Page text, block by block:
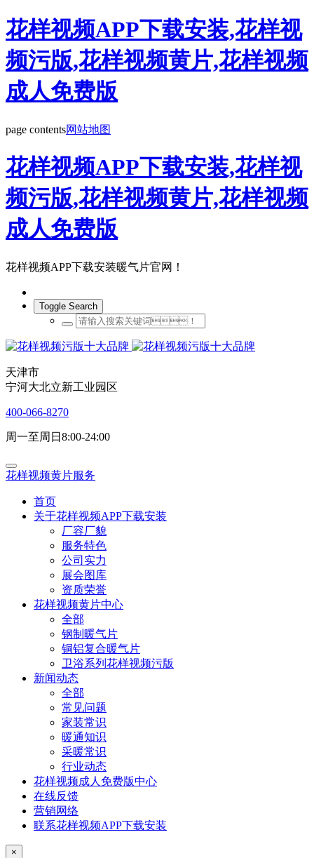
花样视频APP下载安装,花样视
频污版,花样视频黄片,花样视频
成人免费版
page contents网站地图
花样视频APP下载安装,花样视
频污版,花样视频黄片,花样视频
成人免费版
花样视频APP下载安装暖气片官网！
Toggle Search
天津市
宁河大北立新工业园区
400-066-8270
周一至周日8:00-24:00
花样视频黄片服务
首页
关于花样视频APP下载安装
厂容厂貌
服务特色
公司实力
展会图库
资质荣誉
花样视频黄片中心
全部
钢制暖气片
铜铝复合暖气片
卫浴系列花样视频污版
新闻动态
全部
常见问题
家装常识
暖通知识
采暖常识
行业动态
花样视频成人免费版中心
在线反馈
营销网络
联系花样视频APP下载安装
×